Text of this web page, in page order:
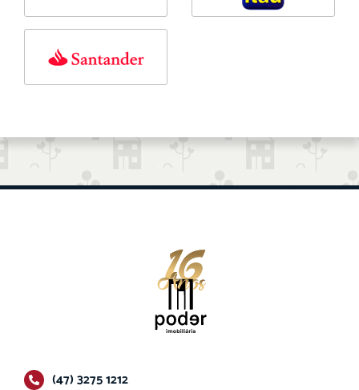
(47) 3275 1212